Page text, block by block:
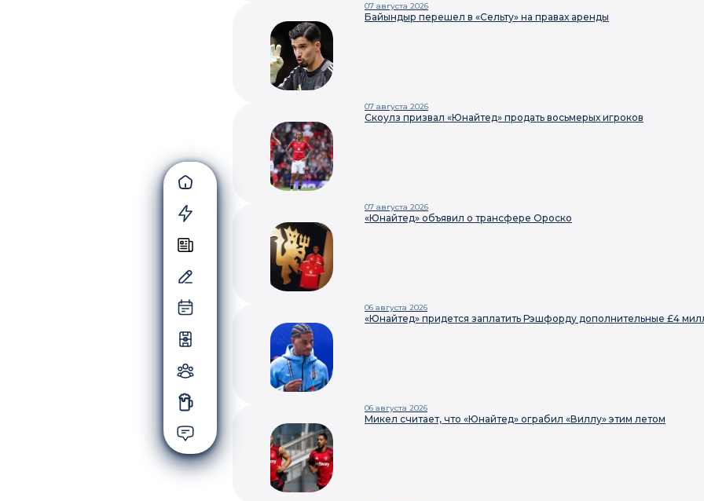
07 августа 2026
Байындыр перешел в «Сельту» на правах аренды
07 августа 2026
Скоулз призвал «Юнайтед» продать восьмерых игроков
07 августа 2026
«Юнайтед» объявил о трансфере Ороско
06 августа 2026
«Юнайтед» придется заплатить Рэшфорду дополнительные £4
06 августа 2026
Микел считает, что «Юнайтед» ограбил «Виллу» этим летом